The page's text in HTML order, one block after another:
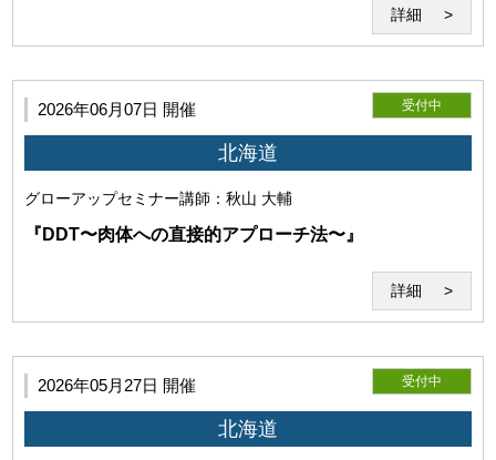
(4)免責事項
当研究所は、本サービス利用時にコンピューターウイルス感
染等によって発生したコンピューター・回線・ソフトウェア
ルにより、セミナー中、セミナー外の使用で発生したいかな
る損害も賠償する義務を負わないものとします。
詳細
2026年06月07日 開催 受付中
北海道
グローアップセミナー講師：秋山 大輔
『DDT〜肉体への直接的アプローチ法〜』
詳細
2026年05月27日 開催 受付中
北海道